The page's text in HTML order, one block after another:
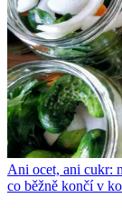
Ani ocet, ani cukr:
co běžně končí v